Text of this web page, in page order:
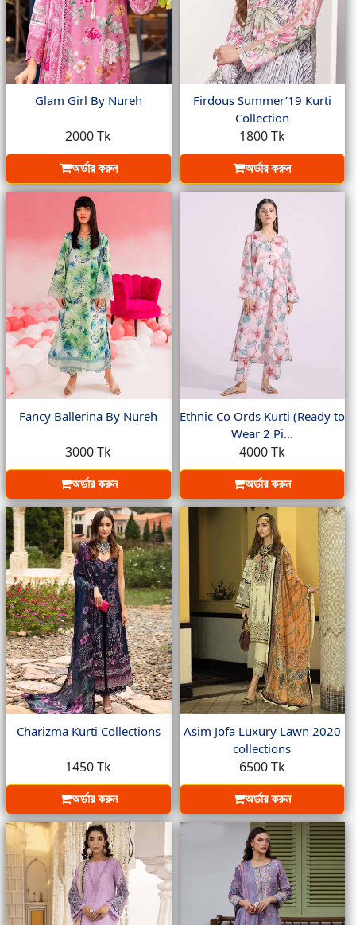
Glam Girl By Nureh
2000 Tk
অর্ডার করুন
Firdous Summer’19 Kurti
Collection
1800 Tk
অর্ডার করুন
Fancy Ballerina By Nureh
3000 Tk
অর্ডার করুন
Ethnic Co Ords Kurti (Ready to
Wear 2 Pi...
4000 Tk
অর্ডার করুন
Charizma Kurti Collections
1450 Tk
অর্ডার করুন
Asim Jofa Luxury Lawn 2020
collections
6500 Tk
অর্ডার করুন